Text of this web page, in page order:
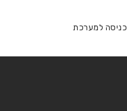
כניסה למערכת